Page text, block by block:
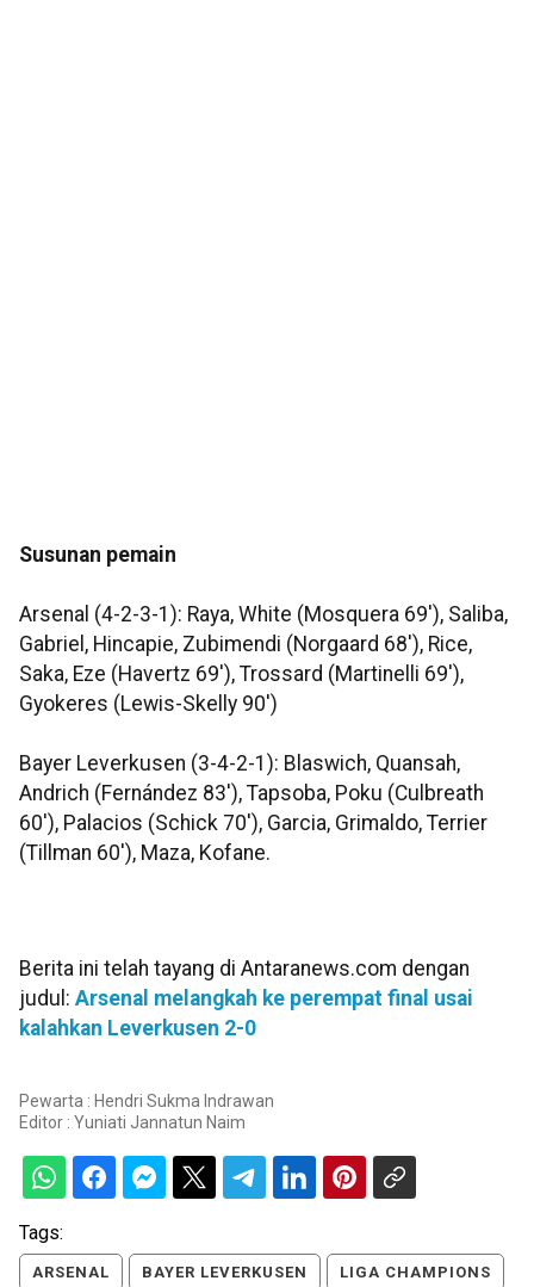
Susunan pemain
Arsenal (4-2-3-1): Raya, White (Mosquera 69'), Saliba,
Gabriel, Hincapie, Zubimendi (Norgaard 68'), Rice,
Saka, Eze (Havertz 69'), Trossard (Martinelli 69'),
Gyokeres (Lewis-Skelly 90')
Bayer Leverkusen (3-4-2-1): Blaswich, Quansah,
Andrich (Fernández 83'), Tapsoba, Poku (Culbreath
60'), Palacios (Schick 70'), Garcia, Grimaldo, Terrier
(Tillman 60'), Maza, Kofane.
Berita ini telah tayang di Antaranews.com dengan
judul: Arsenal melangkah ke perempat final usai
kalahkan Leverkusen 2-0
Pewarta : Hendri Sukma Indrawan
Editor : Yuniati Jannatun Naim
Tags:
ARSENAL BAYER LEVERKUSEN LIGA CHAMPIONS